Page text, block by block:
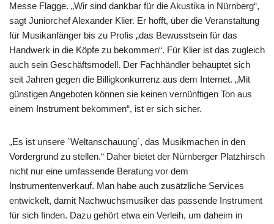
Messe Flagge. „Wir sind dankbar für die Akustika in Nürnberg“,
sagt Juniorchef Alexander Klier. Er hofft, über die Veranstaltung
für Musikanfänger bis zu Profis „das Bewusstsein für das
Handwerk in die Köpfe zu bekommen“. Für Klier ist das zugleich
auch sein Geschäftsmodell. Der Fachhändler behauptet sich
seit Jahren gegen die Billigkonkurrenz aus dem Internet. „Mit
günstigen Angeboten können sie keinen vernünftigen Ton aus
einem Instrument bekommen“, ist er sich sicher.
„Es ist unsere `Weltanschauung´, das Musikmachen in den
Vordergrund zu stellen.“ Daher bietet der Nürnberger Platzhirsch
nicht nur eine umfassende Beratung vor dem
Instrumentenverkauf. Man habe auch zusätzliche Services
entwickelt, damit Nachwuchsmusiker das passende Instrument
für sich finden. Dazu gehört etwa ein Verleih, um daheim in